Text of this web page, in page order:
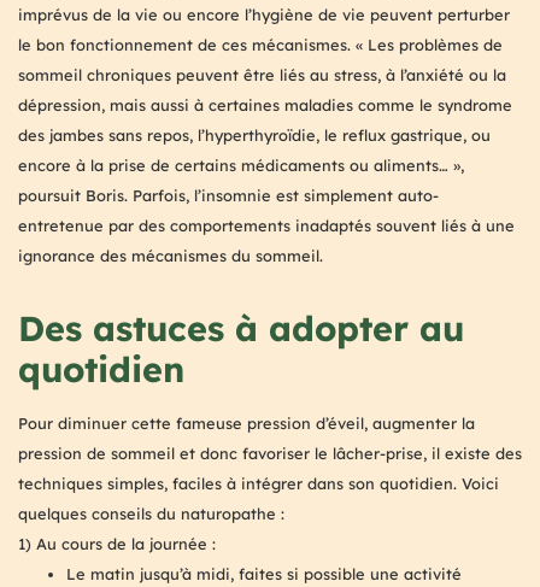
imprévus de la vie ou encore l’hygiène de vie peuvent perturber
le bon fonctionnement de ces mécanismes. « Les problèmes de
sommeil chroniques peuvent être liés au stress, à l’anxiété ou la
dépression, mais aussi à certaines maladies comme le syndrome
des jambes sans repos, l’hyperthyroïdie, le reflux gastrique, ou
encore à la prise de certains médicaments ou aliments… »,
poursuit Boris. Parfois, l’insomnie est simplement auto-
entretenue par des comportements inadaptés souvent liés à une
ignorance des mécanismes du sommeil.
Des astuces à adopter au
quotidien
Pour diminuer cette fameuse pression d’éveil, augmenter la
pression de sommeil et donc favoriser le lâcher-prise, il existe des
techniques simples, faciles à intégrer dans son quotidien. Voici
quelques conseils du naturopathe :
1) Au cours de la journée :
Le matin jusqu’à midi, faites si possible une activité